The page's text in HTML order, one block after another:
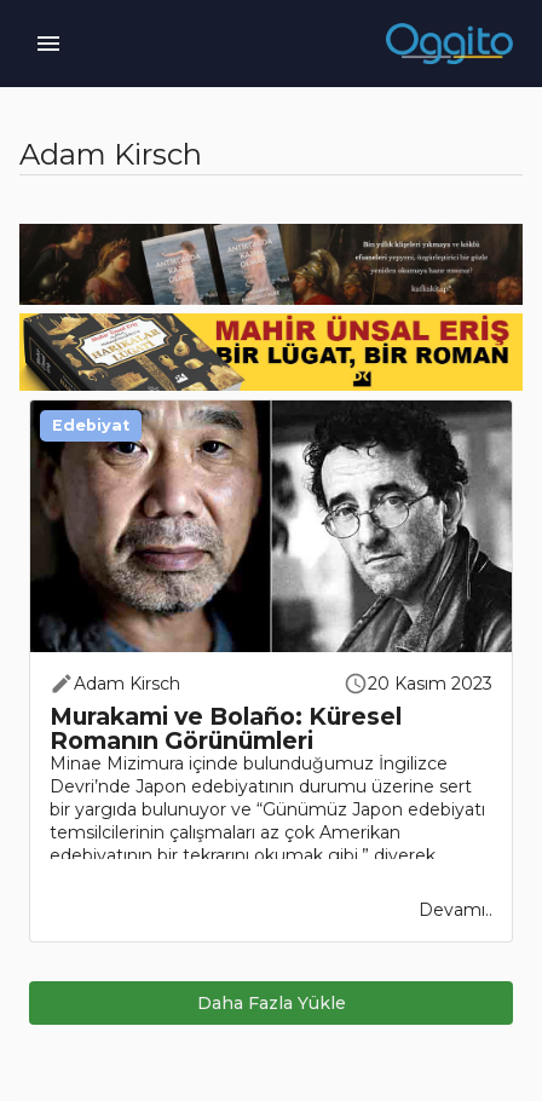
Adam Kirsch
Adam Kirsch 20 Kasım 2023
Murakami ve Bolaño: Küresel
Romanın Görünümleri
Minae Mizimura içinde bulunduğumuz İngilizce
Devri’nde Japon edebiyatının durumu üzerine sert
bir yargıda bulunuyor ve “Günümüz Japon edebiyatı
temsilcilerinin çalışmaları az çok Amerikan
edebiyatının bir tekrarını okumak gibi,” diyerek
Devamı..
Edebiyat
Daha Fazla Yükle